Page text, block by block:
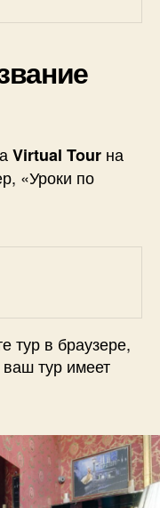
Virtual Tour на
«Уроки по
тур в браузере,
тур имеет